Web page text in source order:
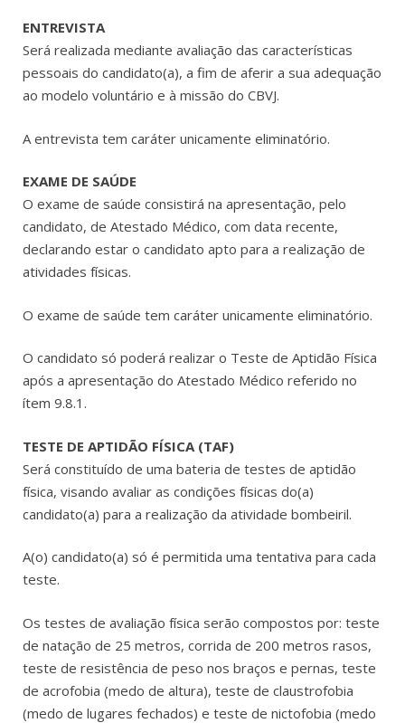
ENTREVISTA
Será realizada mediante avaliação das características
pessoais do candidato(a), a fim de aferir a sua adequação
ao modelo voluntário e à missão do CBVJ.
A entrevista tem caráter unicamente eliminatório.
EXAME DE SAÚDE
O exame de saúde consistirá na apresentação, pelo
candidato, de Atestado Médico, com data recente,
declarando estar o candidato apto para a realização de
atividades físicas.
O exame de saúde tem caráter unicamente eliminatório.
O candidato só poderá realizar o Teste de Aptidão Física
após a apresentação do Atestado Médico referido no
ítem 9.8.1.
TESTE DE APTIDÃO FÍSICA (TAF)
Será constituído de uma bateria de testes de aptidão
física, visando avaliar as condições físicas do(a)
candidato(a) para a realização da atividade bombeiril.
A(o) candidato(a) só é permitida uma tentativa para cada
teste.
Os testes de avaliação física serão compostos por: teste
de natação de 25 metros, corrida de 200 metros rasos,
teste de resistência de peso nos braços e pernas, teste
de acrofobia (medo de altura), teste de claustrofobia
(medo de lugares fechados) e teste de nictofobia (medo